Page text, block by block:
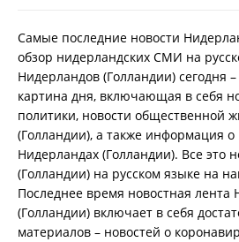
Самые последние новости
обзор нидерландских СМИ на
Нидерландов (Голландии) сегодня –
картина дня, включающая в себя
политики, новости общественной
(Голландии), а также информация
Нидерландах (Голландии). Все это
(Голландии) на русском языке на
Последнее время новостная лента
(Голландии) включает в себя
материалов – новостей о